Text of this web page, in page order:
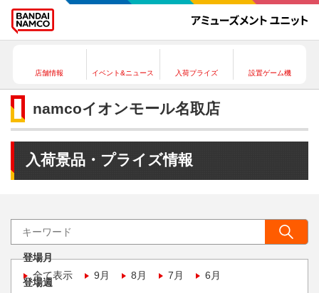
店舗情報 イベント&ニュース 入荷プライズ 設置ゲーム機
namcoイオンモール名取店
入荷景品・プライズ情報
登場月
全て表示
9月 8月 7月 6月
登場週